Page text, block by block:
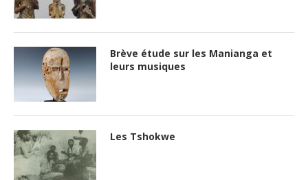
Brève étude sur les Manianga et
leurs musiques
Les Tshokwe